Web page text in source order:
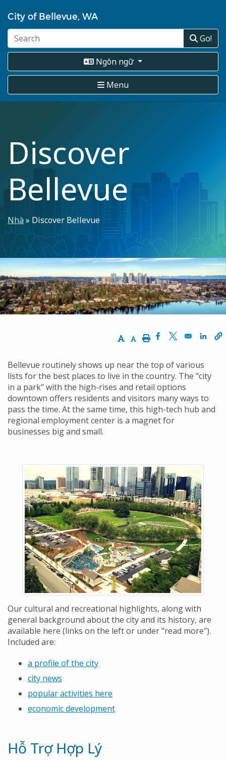
đến
nội
dung
City of Bellevue, WA
Go!
Ngôn ngữ
Menu
Discover
Bellevue
Breadcrumb
Nhà Discover Bellevue
Increase Text Size
Decrease Text Size
PrintOpens in a new
Opens in a
Bellevue routinely shows up near the top of various
lists for the best places to live in the country. The "city
in a park" with the high-rises and retail options
downtown offers residents and visitors many ways to
pass the time. At the same time, this high-tech hub and
regional employment center is a magnet for
businesses big and small.
Our cultural and recreational highlights, along with
general background about the city and its history, are
available here (links on the left or under "read more").
Included are:
a profile of the city
city news
popular activities here
economic development
Hỗ Trợ Hợp Lý